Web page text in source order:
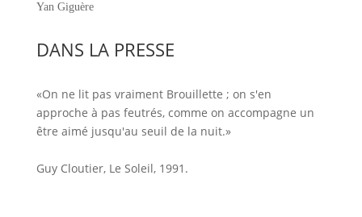
Yan Giguère
DANS LA PRESSE
«On ne lit pas vraiment Brouillette ; on s'en
approche à pas feutrés, comme on accompagne un
être aimé jusqu'au seuil de la nuit.»
Guy Cloutier, Le Soleil, 1991.